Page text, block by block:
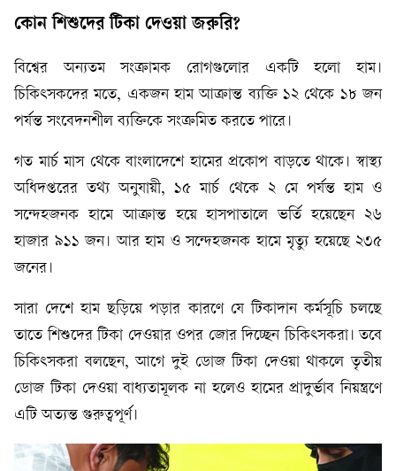
কোন শিশুদের টিকা দেওয়া জরুরি?
বিশ্বের অন্যতম সংক্রামক রোগগুলোর একটি হলো হাম।
চিকিৎসকদের মতে, একজন হাম আক্রান্ত ব্যক্তি ১২ থেকে ১৮ জন
পর্যন্ত সংবেদনশীল ব্যক্তিকে সংক্রমিত করতে পারে।
গত মার্চ মাস থেকে বাংলাদেশে হামের প্রকোপ বাড়তে থাকে। স্বাস্থ্য
অধিদপ্তরের তথ্য অনুযায়ী, ১৫ মার্চ থেকে ২ মে পর্যন্ত হাম ও
সন্দেহজনক হামে আক্রান্ত হয়ে হাসপাতালে ভর্তি হয়েছেন ২৬
হাজার ৯১১ জন। আর হাম ও সন্দেহজনক হামে মৃত্যু হয়েছে ২৩৫
জনের।
সারা দেশে হাম ছড়িয়ে পড়ার কারণে যে টিকাদান কর্মসূচি চলছে
তাতে শিশুদের টিকা দেওয়ার ওপর জোর দিচ্ছেন চিকিৎসকরা। তবে
চিকিৎসকরা বলছেন, আগে দুই ডোজ টিকা দেওয়া থাকলে তৃতীয়
ডোজ টিকা দেওয়া বাধ্যতামূলক না হলেও হামের প্রাদুর্ভাব নিয়ন্ত্রণে
এটি অত্যন্ত গুরুত্বপূর্ণ।